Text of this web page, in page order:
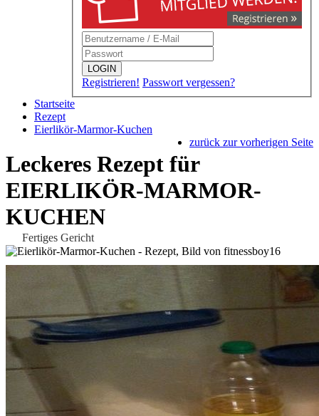
LOGIN
Registrieren! Passwort vergessen?
Startseite
Rezept
Eierlikör-Marmor-Kuchen
zurück zur vorherigen Seite
Leckeres Rezept für
EIERLIKÖR-MARMOR-
KUCHEN
Fertiges Gericht